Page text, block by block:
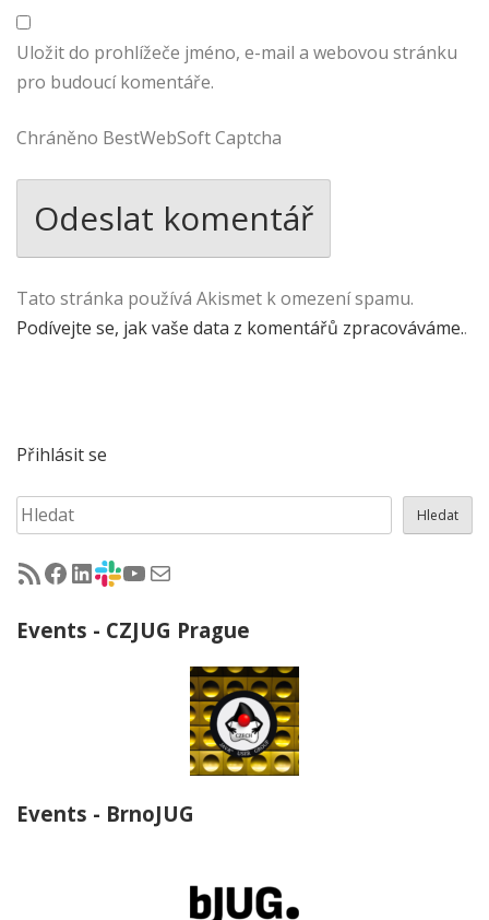
Uložit do prohlížeče jméno, e-mail a webovou stránku
pro budoucí komentáře.
Chráněno BestWebSoft Captcha
Tato stránka používá Akismet k omezení spamu.
Podívejte se, jak vaše data z komentářů zpracováváme..
Přihlásit se
Hledat Hledat
RSS - články na jug.cz
Facebook skupina Czech Java User Group
LinkedIn skupina Czech Java User Group
CZJUG Slack fórum
CZJUG YouTube kanálCZJUG email
Events - CZJUG Prague
Events - BrnoJUG